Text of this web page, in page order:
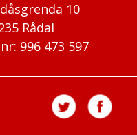
10
Rådal
996 473 597